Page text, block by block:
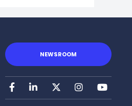
NEWSROOM
Facebook
LinkedIn Instagram